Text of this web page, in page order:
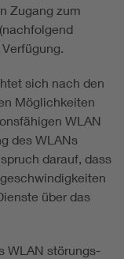
Zugang zum
sich nach den
Möglichkeiten
WLAN
des WLANs
darauf, dass
über das
WLAN störungs-